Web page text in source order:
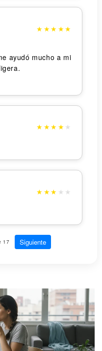
★ ★★ ★★
ayudó mucho a mi
★ ★★ ★ ★
★ ★★ ★ ★
17 Siguiente